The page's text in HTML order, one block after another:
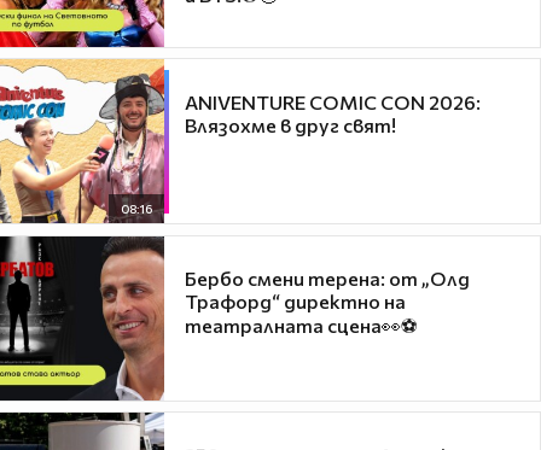
08:16
ANIVENTURE COMIC CON 2026:
Влязохме в друг свят!
Бербо смени терена: от „Олд
Трафорд“ директно на
театралната сцена👀⚽